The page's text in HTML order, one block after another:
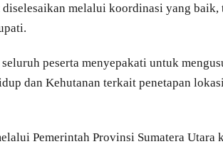
melalui koordinasi yang baik,
peserta menyepakati untuk
dan Kehutanan terkait penetapan
Pemerintah Provinsi Sumatera Utara